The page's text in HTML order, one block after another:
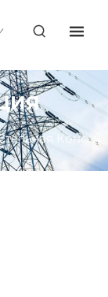
Конструкция